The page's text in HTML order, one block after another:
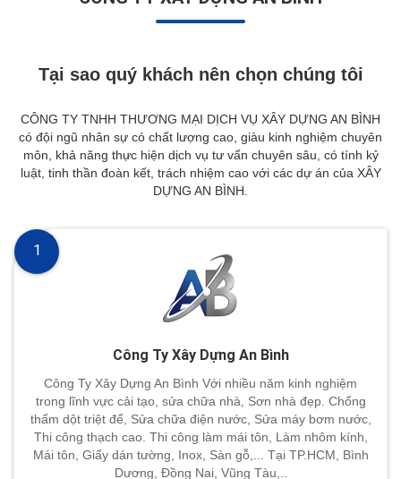
Tại sao quý khách nên chọn chúng tôi
CÔNG TY TNHH THƯƠNG MẠI DỊCH VỤ XÂY DỰNG AN BÌNH
có đội ngũ nhân sự có chất lượng cao, giàu kinh nghiệm chuyên
môn, khả năng thực hiện dịch vụ tư vấn chuyên sâu, có tính kỷ
luật, tinh thần đoàn kết, trách nhiệm cao với các dự án của XÂY
DỰNG AN BÌNH.
Công Ty Xây Dựng An Bình
Công Ty Xây Dựng An Bình Với nhiều năm kinh nghiệm
trong lĩnh vực cải tạo, sửa chữa nhà, Sơn nhà đẹp. Chống
thấm dột triệt để, Sửa chữa điện nước, Sửa máy bơm nước,
Thi công thạch cao. Thi công làm mái tôn, Làm nhôm kính,
Mái tôn, Giấy dán tường, Inox, Sàn gỗ,... Tại TP.HCM, Bình
Dương, Đồng Nai, Vũng Tàu,..
1